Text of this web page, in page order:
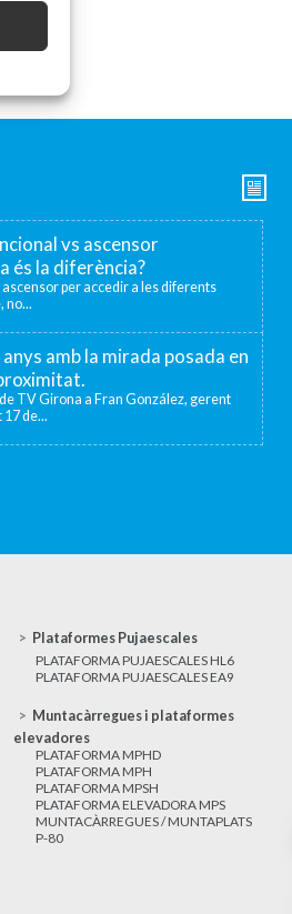
vs ascensor
és la diferència?
ascensor per accedir a les diferents
no...
amb la mirada posada en
TV Girona a Fran González, gerent
17 de...
Plataformes Pujaescales
PLATAFORMA PUJAESCALES HL6
PLATAFORMA PUJAESCALES EA9
Muntacàrregues i plataformes
elevadores
PLATAFORMA MPHD
PLATAFORMA MPH
PLATAFORMA MPSH
PLATAFORMA ELEVADORA MPS
MUNTACÀRREGUES / MUNTAPLATS
P-80